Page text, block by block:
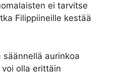
ei tarvitse
Filippiineille kestää
säännellä aurinkoa
olla erittäin